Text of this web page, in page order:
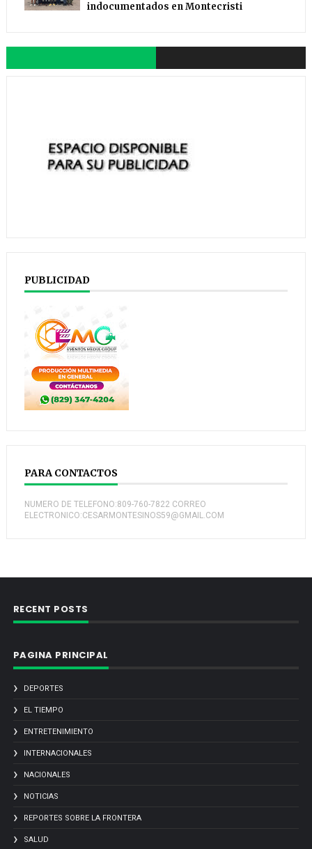
indocumentados en Montecristi
PUBLICIDAD
PARA CONTACTOS
NUMERO DE TELEFONO:809-760-7822 CORREO
ELECTRONICO:CESARMONTESINOS59@GMAIL.COM
RECENT POSTS
PAGINA PRINCIPAL
DEPORTES
EL TIEMPO
ENTRETENIMIENTO
INTERNACIONALES
NACIONALES
NOTICIAS
REPORTES SOBRE LA FRONTERA
SALUD